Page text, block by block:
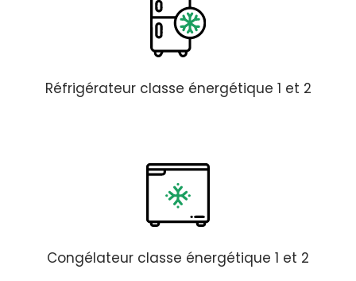
Réfrigérateur classe énergétique 1 et 2
Congélateur classe énergétique 1 et 2